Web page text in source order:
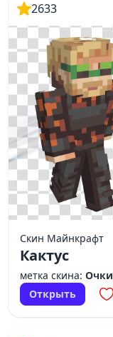
2633
Скин Майнкрафт
Кактус
метка скина: Очки
Открыть